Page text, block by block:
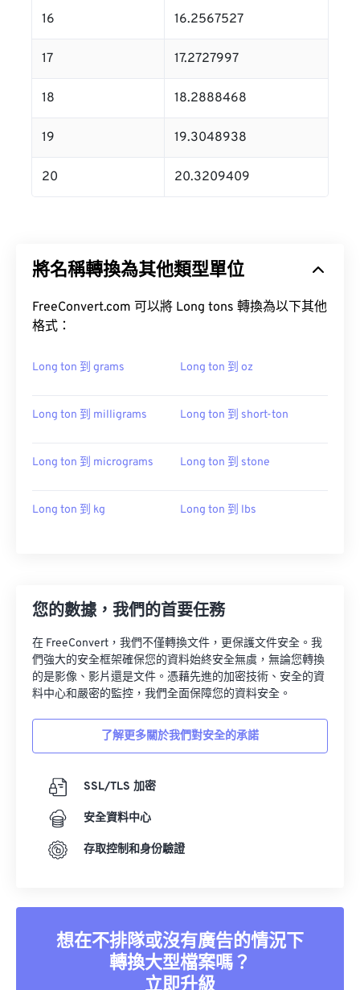
16 16.2567527
17 17.2727997
18 18.2888468
19 19.3048938
20 20.3209409
將名稱轉換為其他類型單位
FreeConvert.com 可以將 Long tons 轉換為以下其他
格式：
Long ton 到 grams Long ton 到 oz
Long ton 到 milligrams Long ton 到 short-ton
Long ton 到 micrograms Long ton 到 stone
Long ton 到 kg Long ton 到 lbs
您的數據，我們的首要任務
在 FreeConvert，我們不僅轉換文件，更保護文件安全。我
們強大的安全框架確保您的資料始終安全無虞，無論您轉換
的是影像、影片還是文件。憑藉先進的加密技術、安全的資
料中心和嚴密的監控，我們全面保障您的資料安全。
了解更多關於我們對安全的承諾
SSL/TLS 加密
安全資料中心
存取控制和身份驗證
想在不排隊或沒有廣告的情況下
轉換大型檔案嗎？
立即升級